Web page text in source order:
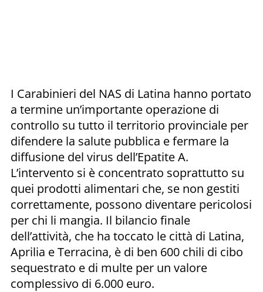
I Carabinieri del NAS di Latina hanno portato
a termine un’importante operazione di
controllo su tutto il territorio provinciale per
difendere la salute pubblica e fermare la
diffusione del virus dell’Epatite A.
L’intervento si è concentrato soprattutto su
quei prodotti alimentari che, se non gestiti
correttamente, possono diventare pericolosi
per chi li mangia. Il bilancio finale
dell’attività, che ha toccato le città di Latina,
Aprilia e Terracina, è di ben 600 chili di cibo
sequestrato e di multe per un valore
complessivo di 6.000 euro.